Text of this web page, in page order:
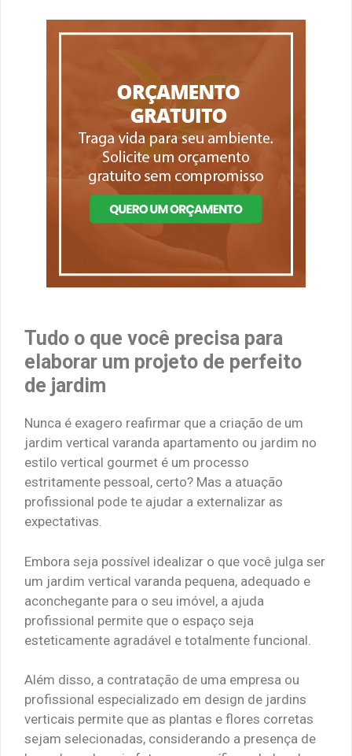
Tudo o que você precisa para
elaborar um projeto de perfeito
de jardim
Nunca é exagero reafirmar que a criação de um
jardim vertical varanda apartamento ou jardim no
estilo vertical gourmet é um processo
estritamente pessoal, certo? Mas a atuação
profissional pode te ajudar a externalizar as
expectativas.
Embora seja possível idealizar o que você julga ser
um jardim vertical varanda pequena, adequado e
aconchegante para o seu imóvel, a ajuda
profissional permite que o espaço seja
esteticamente agradável e totalmente funcional.
Além disso, a contratação de uma empresa ou
profissional especializado em design de jardins
verticais permite que as plantas e flores corretas
sejam selecionadas, considerando a presença de